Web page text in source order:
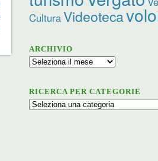
CulturaVideoteca
ARCHIVIO
Archivio
RICERCA PER CATEGORIE
Ricerca